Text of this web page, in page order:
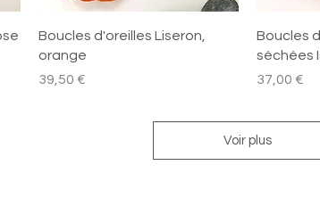
Aperçu rapide
Boucles d'oreilles Liseron,
orange
Prix
39,50 €
Boucles
séchées
Prix
37,00 €
Voir plus